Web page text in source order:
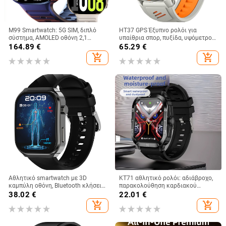
M99 Smartwatch: 5G SIM, διπλό
σύστημα, AMOLED οθόνη 2,1
ιντσών, οθόνη αφής, Bluetooth,
αρτηριακή πίεση, SpO2, NFC,
164.89 €
add_shopping_cart
HT37 GPS Έξυπνο ρολόι για
υπαίθρια σπορ, πυξίδα, υψόμετρο
και βαρόμετρο, αδιάβροχο μέχρι
30 μέτρα, αυτονομία μπαταρίας 7–
14 ημερών
65.29 €
add_shopping_cart
Αθλητικό smartwatch με 3D
καμπύλη οθόνη, Bluetooth κλήσεις,
παρακολούθηση υγείας (σφυγμός,
αρτηριακή πίεση, οξυγόνο στο
αίμα, ύπνος), NFC, αδιάβροχο, έως
38.02 €
add_shopping_cart
KT71 αθλητικό ρολόι: αδιάβροχο,
παρακολούθηση καρδιακού
ρυθμού, μέτρηση αρτηριακής
πίεσης, μέτρηση οξυγόνου στο
αίμα, κλήσεις μέσω Bluetooth
22.01 €
add_shopping_cart